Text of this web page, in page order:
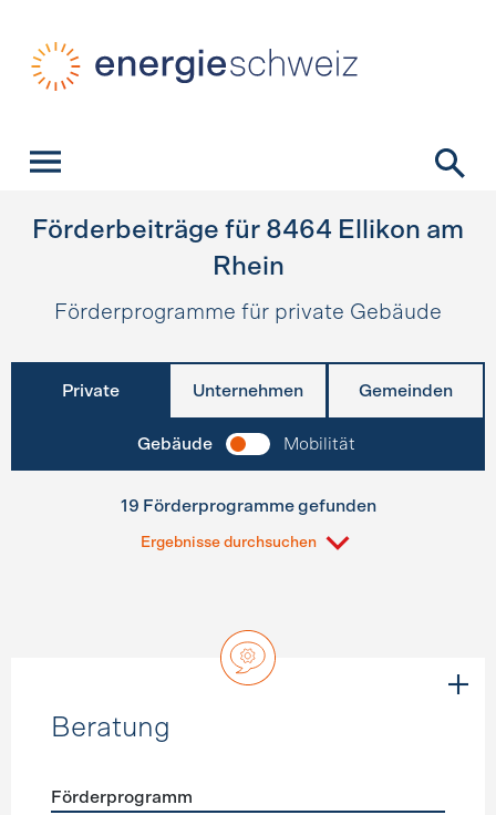
Förderbeiträge für 8464 Ellikon am
Rhein
Förderprogramme für private Gebäude
Private Unternehmen Gemeinden
Gebäude Mobilität
19 Förderprogramme gefunden
Ergebnisse durchsuchen
Beratung
Förderprogramm